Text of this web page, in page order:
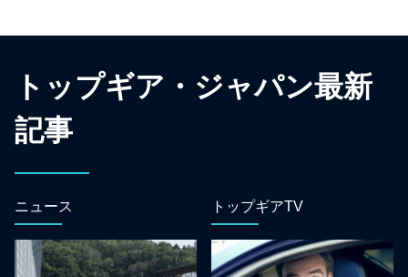
トップギア・ジャパン最新
記事
ニュース トップギアTV